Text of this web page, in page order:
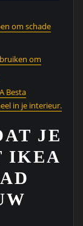
om schade
om
Besta
in je interieur.
JE
IKEA